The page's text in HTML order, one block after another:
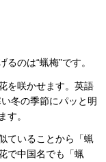
のは“蝋梅”です。
を咲かせます。英語
冬の季節にパッと明
す。
ていることから「蝋
で中国名でも「蝋